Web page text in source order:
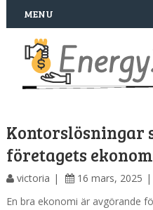
MENU
Kontorslösningar
företagets
victoria 16 mars, 2025
En bra ekonomi är avgörande